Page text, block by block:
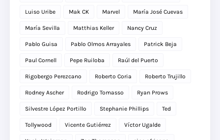
Luiso Uribe Mak CK Marvel María José Cuevas
María Sevilla Matthias Keller Nancy Cruz
Pablo Guisa Pablo Olmos Arrayales Patrick Beja
Paul Cornell Pepe Ruiloba Raúl del Puerto
Rigobergo Perezcano Roberto Coria Roberto Trujillo
Rodney Ascher Rodrigo Tomasso Ryan Prows
Silvestre López Portillo Stephanie Phillips Ted
Tollywood Vicente Gutiérrez Víctor Ugalde